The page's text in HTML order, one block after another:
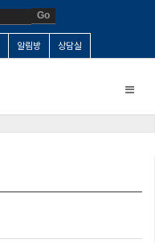
Go
알림방 상담실
Toggle